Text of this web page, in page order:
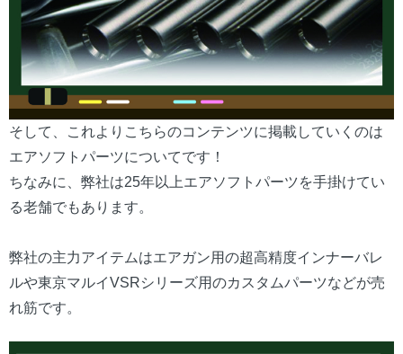
そして、これよりこちらのコンテンツに掲載していくのは
エアソフトパーツについてです！
ちなみに、弊社は25年以上エアソフトパーツを手掛けてい
る老舗でもあります。
弊社の主力アイテムはエアガン用の超高精度インナーバレ
ルや東京マルイVSRシリーズ用のカスタムパーツなどが売
れ筋です。